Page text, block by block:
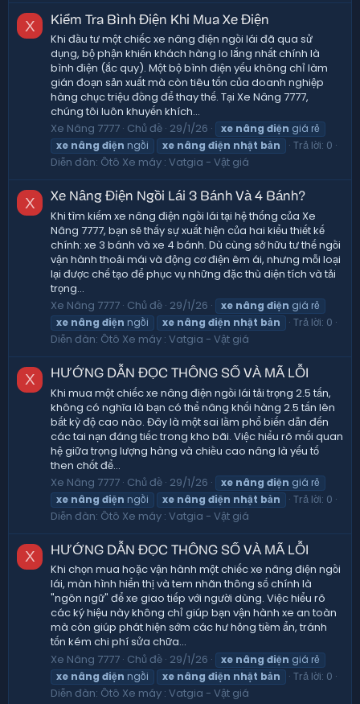
X Kiểm Tra Bình Điện Khi Mua Xe Điện
Khi đầu tư một chiếc xe nâng điện ngồi lái đã qua sử
dụng, bộ phận khiến khách hàng lo lắng nhất chính là
bình điện (ắc quy). Một bộ bình điện yếu không chỉ làm
gián đoạn sản xuất mà còn tiêu tốn của doanh nghiệp
hàng chục triệu đồng để thay thế. Tại Xe Nâng 7777,
chúng tôi luôn khuyến khích...
Xe Nâng 7777 Chủ đề 29/1/26 xe nâng điện giá rẻ
xe nâng điện ngồi xe nâng điện nhật bản
Trả lời: 0
Diễn đàn: Ôtô Xe máy : Vatgia - Vật giá
X Xe Nâng Điện Ngồi Lái 3 Bánh Và 4 Bánh?
Khi tìm kiếm xe nâng điện ngồi lái tại hệ thống của Xe
Nâng 7777, bạn sẽ thấy sự xuất hiện của hai kiểu thiết kế
chính: xe 3 bánh và xe 4 bánh. Dù cùng sở hữu tư thế ngồi
vận hành thoải mái và động cơ điện êm ái, nhưng mỗi loại
lại được chế tạo để phục vụ những đặc thù diện tích và tải
trọng...
Xe Nâng 7777 Chủ đề 29/1/26 xe nâng điện giá rẻ
xe nâng điện ngồi xe nâng điện nhật bản
Trả lời: 0
Diễn đàn: Ôtô Xe máy : Vatgia - Vật giá
X HƯỚNG DẪN ĐỌC THÔNG SỐ VÀ MÃ LỖI
Khi mua một chiếc xe nâng điện ngồi lái tải trọng 2.5 tấn,
không có nghĩa là bạn có thể nâng khối hàng 2.5 tấn lên
bất kỳ độ cao nào. Đây là một sai lầm phổ biến dẫn đến
các tai nạn đáng tiếc trong kho bãi. Việc hiểu rõ mối quan
hệ giữa trọng lượng hàng và chiều cao nâng là yếu tố
then chốt để...
Xe Nâng 7777 Chủ đề 29/1/26 xe nâng điện giá rẻ
xe nâng điện ngồi xe nâng điện nhật bản
Trả lời: 0
Diễn đàn: Ôtô Xe máy : Vatgia - Vật giá
X HƯỚNG DẪN ĐỌC THÔNG SỐ VÀ MÃ LỖI
Khi chọn mua hoặc vận hành một chiếc xe nâng điện ngồi
lái, màn hình hiển thị và tem nhãn thông số chính là
"ngôn ngữ" để xe giao tiếp với người dùng. Việc hiểu rõ
các ký hiệu này không chỉ giúp bạn vận hành xe an toàn
mà còn giúp phát hiện sớm các hư hỏng tiềm ẩn, tránh
tốn kém chi phí sửa chữa...
Xe Nâng 7777 Chủ đề 29/1/26 xe nâng điện giá rẻ
xe nâng điện ngồi xe nâng điện nhật bản
Trả lời: 0
Diễn đàn: Ôtô Xe máy : Vatgia - Vật giá